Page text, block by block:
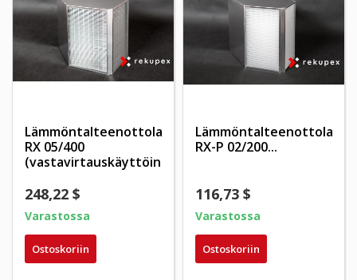
Lämmöntalteenottolaite
RX 05/400
(vastavirtauskäyttöinen...
248,22 $
Varastossa
Ostoskoriin
Lämmöntalteenottolaite
RX-P 02/200...
116,73 $
Varastossa
Ostoskoriin